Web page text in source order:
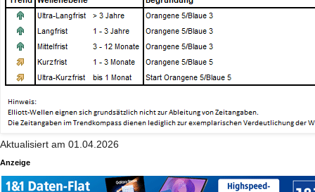
Aktualisiert am 01.04.2026
Anzeige